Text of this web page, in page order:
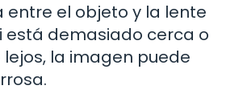
entre el objeto y la lente
está demasiado cerca o
la imagen puede